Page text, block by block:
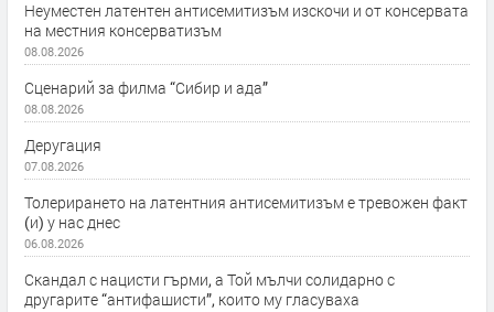
Неуместен латентен антисемитизъм изскочи и от консервата
на местния консерватизъм
08.08.2026
Сценарий за филма “Сибир и ада”
08.08.2026
Деругация
07.08.2026
Толерирането на латентния антисемитизъм е тревожен факт
(и) у нас днес
06.08.2026
Скандал с нацисти гърми, а Той мълчи солидарно с
другарите “антифашисти”, които му гласуваха